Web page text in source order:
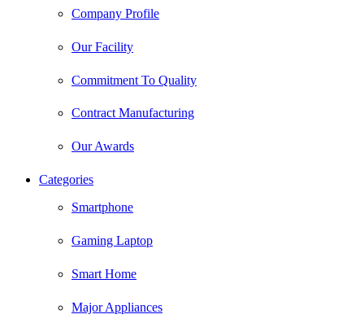
Company Profile
Our Facility
Commitment To Quality
Contract Manufacturing
Our Awards
Categories
Smartphone
Gaming Laptop
Smart Home
Major Appliances